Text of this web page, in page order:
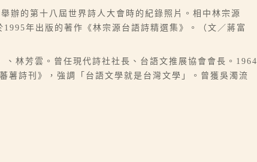
辦的第十八屆世界詩人大會時的紀錄照片。相中林宗源
年出版的著作《林宗源台語詩精選集》。（文／蔣富
林芳雲。曾任現代詩社社長、台語文推展協會會長。1964
薯詩刊》，強調「台語文學就是台灣文學」。曾獲吳濁流